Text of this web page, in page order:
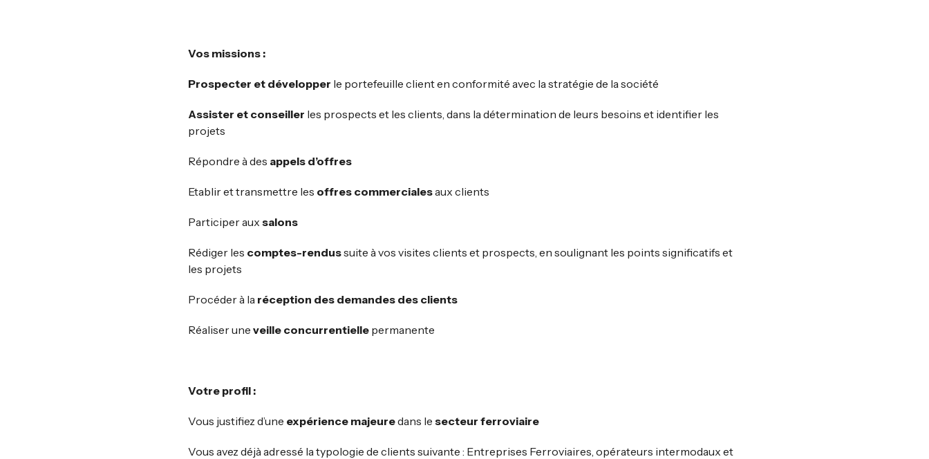
Vos missions :
Prospecter et développer le portefeuille client en conformité avec la stratégie de la société
Assister et conseiller les prospects et les clients, dans la détermination de leurs besoins et identifier les
projets
Répondre à des appels d’offres
Etablir et transmettre les offres commercialesaux clients
Participer aux salons
Rédiger les comptes-rendussuite à vos visites clients et prospects, en soulignant les points significatifs et
les projets
Procéder à la réception des demandes des clients
Réaliser une veille concurrentielle permanente
Votre profil :
Vous justifiez d’une expérience majeuredans le secteur ferroviaire
Vous avez déjà adressé la typologie de clients suivante : Entreprises Ferroviaires, opérateurs intermodaux et